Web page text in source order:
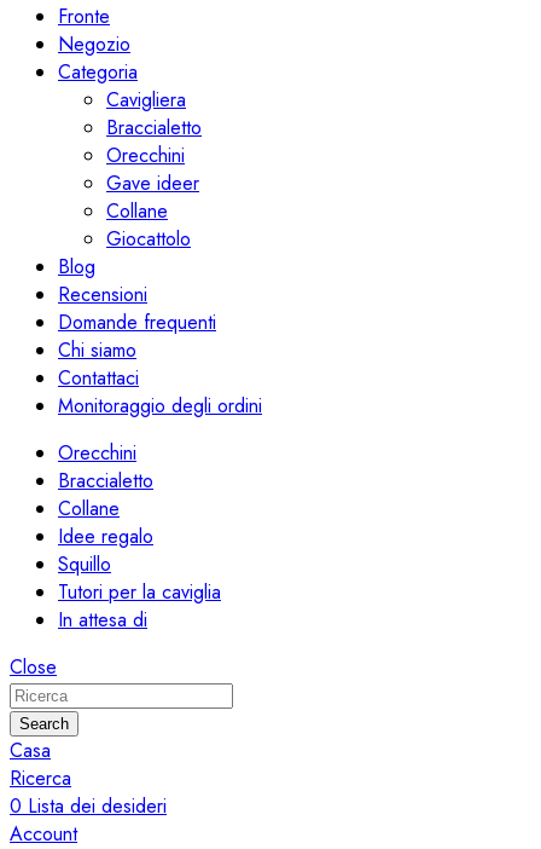
Fronte
Negozio
Categoria
Cavigliera
Braccialetto
Orecchini
Gave ideer
Collane
Giocattolo
Blog
Recensioni
Domande frequenti
Chi siamo
Contattaci
Monitoraggio degli ordini
Orecchini
Braccialetto
Collane
Idee regalo
Squillo
Tutori per la caviglia
In attesa di
Close
Search
Casa
Ricerca
0 Lista dei desideri
Account